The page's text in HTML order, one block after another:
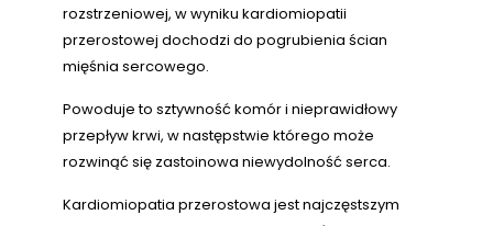
rozstrzeniowej, w wyniku kardiomiopatii
przerostowej dochodzi do pogrubienia ścian
mięśnia sercowego.
Powoduje to sztywność komór i nieprawidłowy
przepływ krwi, w następstwie którego może
rozwinąć się zastoinowa niewydolność serca.
Kardiomiopatia przerostowa jest najczęstszym